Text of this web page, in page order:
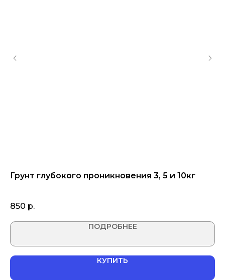
Грунт глубокого проникновения 3, 5 и 10кг
850 р.
ПОДРОБНЕЕ
КУПИТЬ